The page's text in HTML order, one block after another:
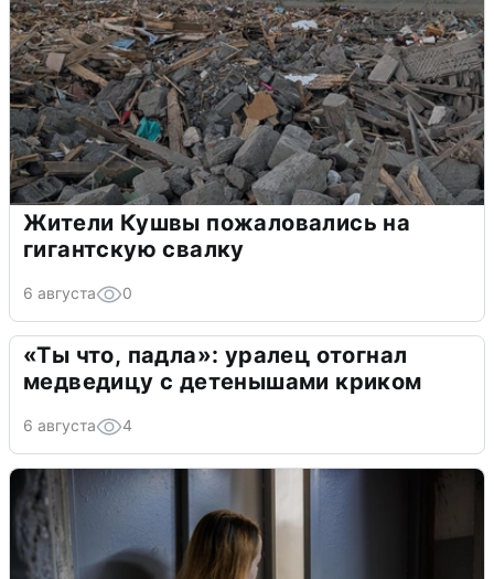
Жители Кушвы пожаловались на
гигантскую свалку
6 августа 0
«Ты что, падла»: уралец отогнал
медведицу с детенышами криком
6 августа 4